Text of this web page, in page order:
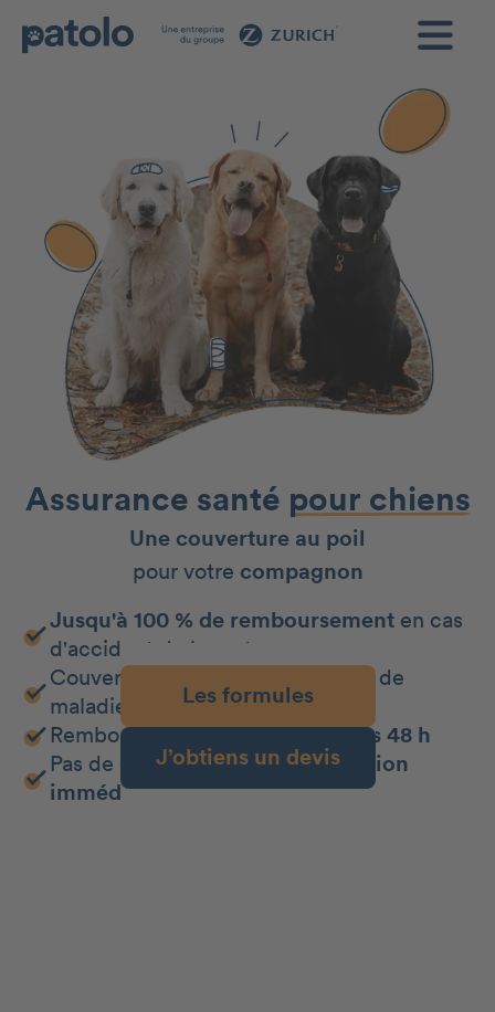
Assurance santé pour chiens
Une couverture au poil
pour votre compagnon
Jusqu'à 100 % de remboursement en cas
d'accident de la route
Couverture
en cas de
maladie
Remboursement de vos frais
sous 48 h
Pas de délai de carence :protection
immédiate !
Les formules
J’obtiens un devis